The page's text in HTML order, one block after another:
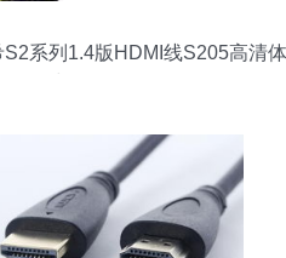
S2系列1.4版HDMI线S205高清体